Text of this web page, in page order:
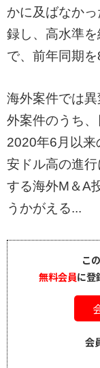
かに及ばなか
録し、高水準
で、前年同期を
海外案件では
外案件のうち
2020年6月以来
安ドル高の進
する海外M＆A
うかがえる...
こ
無料会員に登
会